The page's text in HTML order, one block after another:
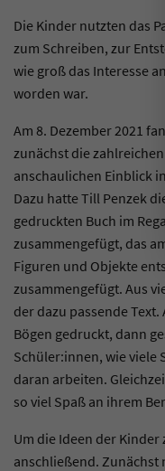
Die Kinder nutzten das
zum Schreiben, zur
wie groß das Interesse
worden war.
Am 8. Dezember 2021
zunächst die
anschaulichen Einblick
Dazu hatte Till Penzek
gedruckten Buch im
zusammengefügt, das
Figuren und Objekte
zusammengefügt. Aus
der dazu passende
Bögen gedruckt, dann
Schüler:innen, wie viele
daran arbeiten.
so viel Spaß an ihrem
Um die Ideen der Kinder
anschließend. Zunächst